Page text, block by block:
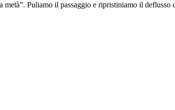
Puliamo il passaggio e ripristiniamo il